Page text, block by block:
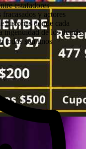
estafadores
y actores
historias donde cada
ingenuidad de los demás.
todos son unos